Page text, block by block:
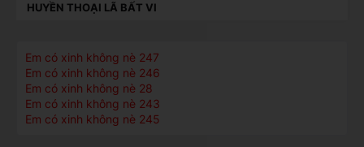
HUYỀN THOẠI LÃ BẤT VI
Em có xinh không nè 247
Em có xinh không nè 246
Em có xinh không nè 28
Em có xinh không nè 243
Em có xinh không nè 245